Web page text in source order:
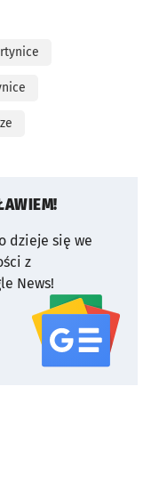
dzieje się we
z
News!
serwisu